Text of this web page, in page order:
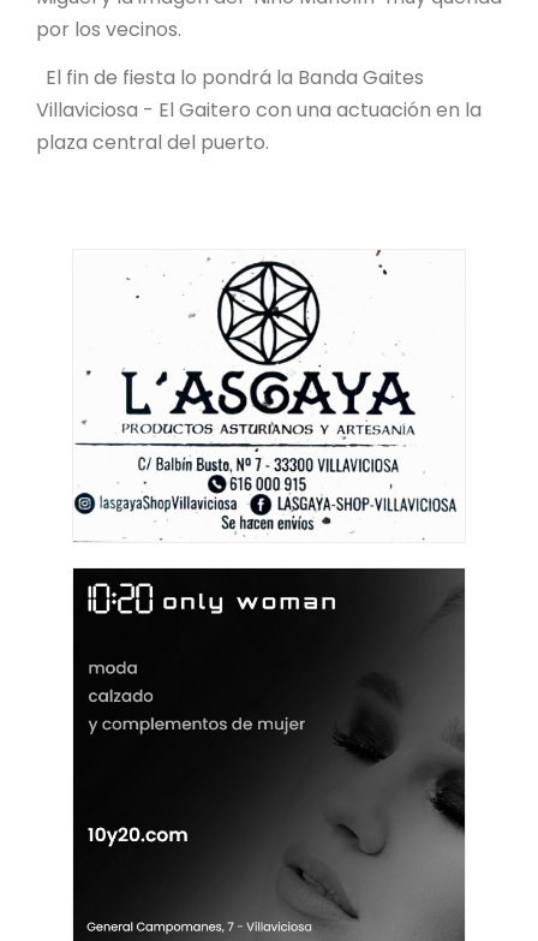
por los vecinos.
El fin de fiesta lo pondrá la Banda Gaites
Villaviciosa - El Gaitero con una actuación en la
plaza central del puerto.